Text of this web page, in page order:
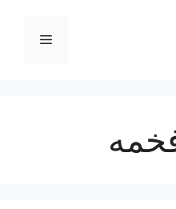
القائمة